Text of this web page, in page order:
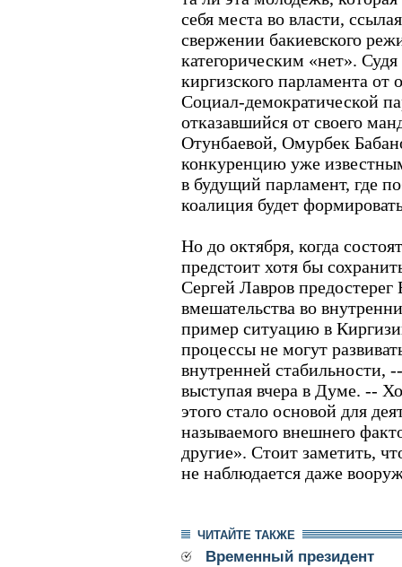
себя места во власти,
свержении бакиевского
категорическим «нет».
киргизского парламента
Социал-демократической
отказавшийся от своего
Отунбаевой, Омурбек
конкуренцию уже
в будущий парламент, где
коалиция будет
Но до октября, когда
предстоит хотя бы
Сергей Лавров
вмешательства во
пример ситуацию в
процессы не могут
внутренней стабильности,
выступая вчера в Думе. --
этого стало основой для
называемого внешнего
другие». Стоит заметить,
не наблюдается даже
ЧИТАЙТЕ ТАКЖЕ
Временный президент